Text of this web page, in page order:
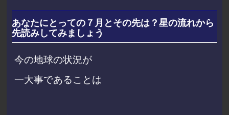
あなたにとっての７月とその先は？星の流れから
先読みしてみましょう
今の地球の状況が
一大事であることは